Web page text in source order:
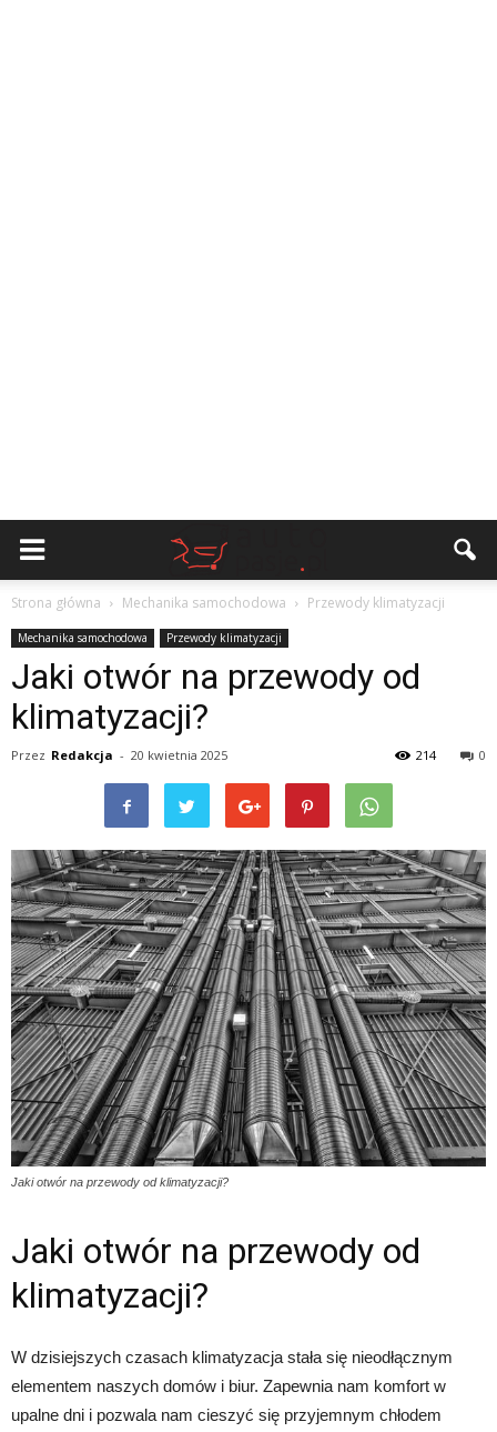
Strona główna Mechanika samochodowa Przewody klimatyzacji
Mechanika samochodowa Przewody klimatyzacji
Jaki otwór na przewody od
klimatyzacji?
Przez Redakcja - 20 kwietnia 2025 0
214
Jaki otwór na przewody od klimatyzacji?
Jaki otwór na przewody od
klimatyzacji?
W dzisiejszych czasach klimatyzacja stała się nieodłącznym
elementem naszych domów i biur. Zapewnia nam komfort w
upalne dni i pozwala nam cieszyć się przyjemnym chłodem